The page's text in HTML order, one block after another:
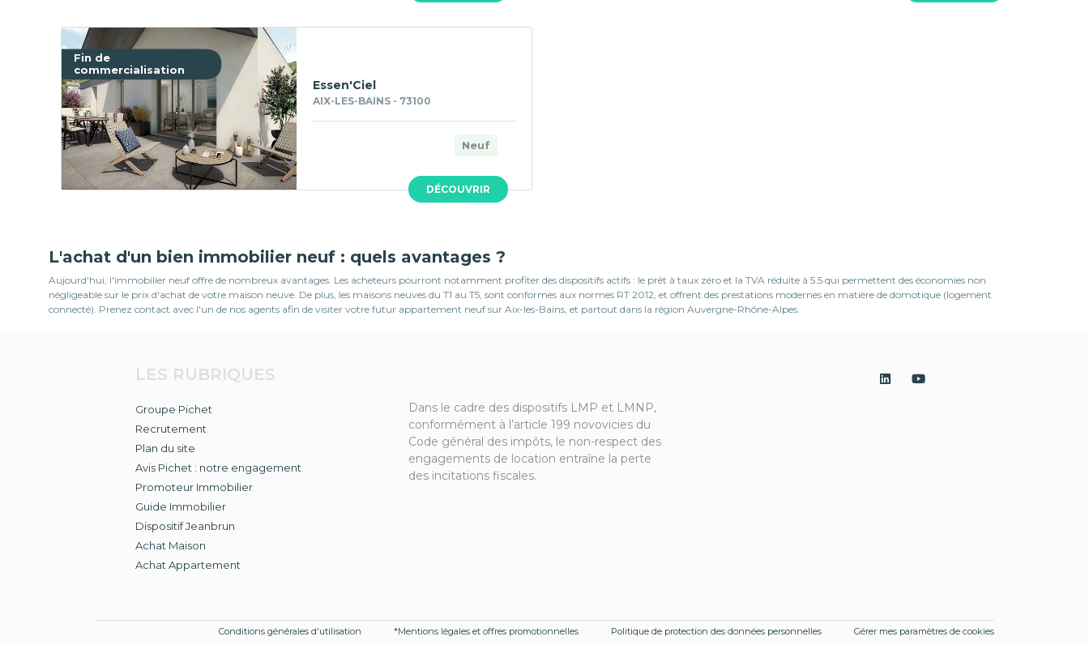
Fin de
commercialisation
DÉCOUVRIR
Essen'Ciel
AIX-LES-BAINS - 73100
Neuf
L'achat d'un bien immobilier neuf : quels avantages ?
Aujourd'hui, l'immobilier neuf offre de nombreux avantages. Les acheteurs pourront notamment profiter des dispositifs actifs : le prêt à taux zéro et la TVA réduite à 5.5 qui permettent des économies non
négligeable sur le prix d'achat de votre maison neuve. De plus, les maisons neuves du T1 au T5, sont conformes aux normes RT 2012, et offrent des prestations modernes en matière de domotique (logement
connecté). Prenez contact avec l'un de nos agents afin de visiter votre futur appartement neuf sur Aix-les-Bains, et partout dans la région Auvergne-Rhône-Alpes.
LES RUBRIQUES
Groupe Pichet
Recrutement
Plan du site
Avis Pichet : notre engagement
Promoteur Immobilier
Guide Immobilier
Dispositif Jeanbrun
Achat Maison
Achat Appartement
Dans le cadre des dispositifs LMP et LMNP,
conformément à l’article 199 novovicies du
Code général des impôts, le non-respect des
engagements de location entraîne la perte
des incitations fiscales.
Conditions générales d'utilisation *Mentions légales et offres promotionnelles Politique de protection des données personnelles Gérer mes paramètres de cookies